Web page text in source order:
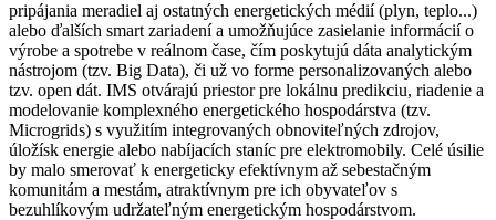
pripájania meradiel aj ostatných energetických médií (plyn, teplo...)
alebo ďalších smart zariadení a umožňujúce zasielanie informácií o
výrobe a spotrebe v reálnom čase, čím poskytujú dáta analytickým
nástrojom (tzv. Big Data), či už vo forme personalizovaných alebo
tzv. open dát. IMS otvárajú priestor pre lokálnu predikciu, riadenie a
modelovanie komplexného energetického hospodárstva (tzv.
Microgrids) s využitím integrovaných obnoviteľných zdrojov,
úložísk energie alebo nabíjacích staníc pre elektromobily. Celé úsilie
by malo smerovať k energeticky efektívnym až sebestačným
komunitám a mestám, atraktívnym pre ich obyvateľov s
bezuhlíkovým udržateľným energetickým hospodárstvom.